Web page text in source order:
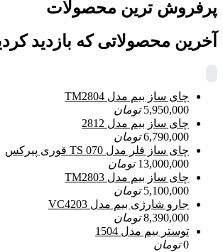
پرفروش ترین محصولات
آخرین محصولاتی که بازدید
چای ساز بیم مدل TM2804
5,950,000 تومان
چای ساز بیم مدل 2812
6,790,000 تومان
چای ساز فلر مدل TS 070 قوری پیرکس
13,000,000 تومان
چای ساز بیم مدل TM2803
5,100,000 تومان
جارو شارژی بیم مدل VC4203
8,390,000 تومان
توستر بیم مدل 1504
0 تومان